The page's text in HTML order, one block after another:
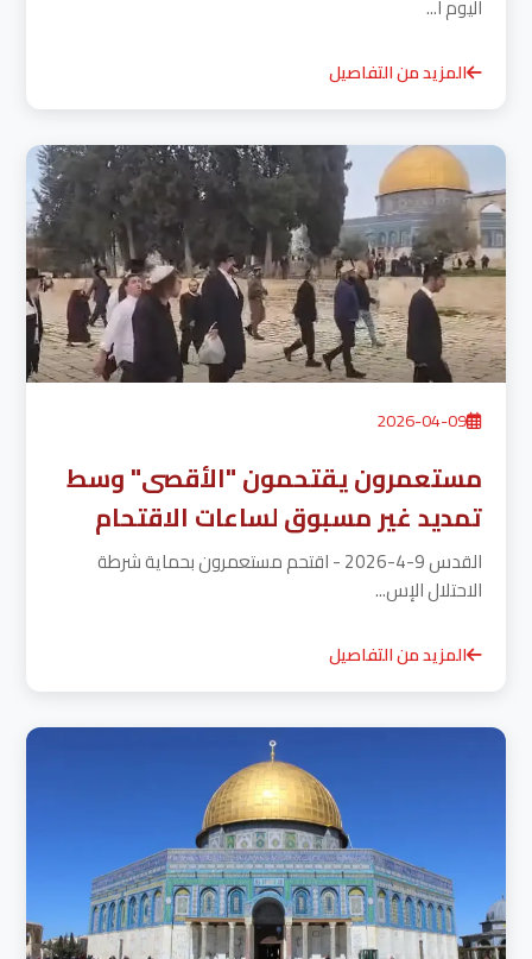
اليوم ا...
المزيد من التفاصيل
2026-04-09
مستعمرون يقتحمون "الأقصى" وسط
تمديد غير مسبوق لساعات الاقتحام
القدس 9-4-2026 - اقتحم مستعمرون بحماية شرطة
الاحتلال الإس...
المزيد من التفاصيل